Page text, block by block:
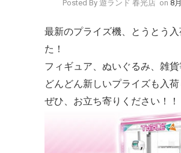
Posted By 遊ランド 春光店 on 8
最新のプライズ機、とうとう入
た！
フィギュア、ぬいぐるみ、雑貨
どんどん新しいプライズも入荷
ぜひ、お立ち寄りください！！